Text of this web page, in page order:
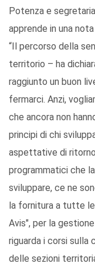
Potenza e
apprende in una
“Il percorso della
territorio – ha
raggiunto un buon
fermarci. Anzi,
che ancora non
principi di chi
aspettative di
programmatici che
sviluppare, ce ne
la fornitura a tutte
Avis", per la
riguarda i corsi sulla
delle sezioni